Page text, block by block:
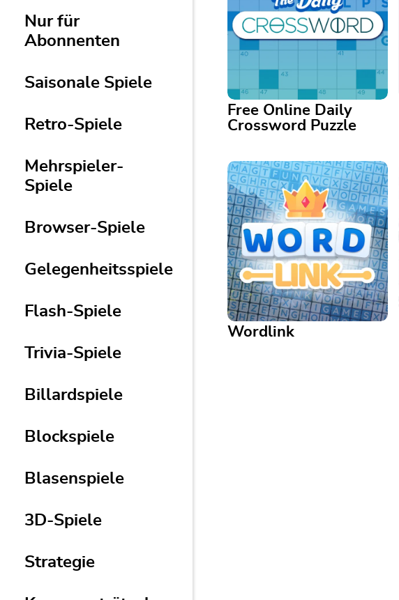
Nur für
Abonnenten
Saisonale Spiele
Retro-Spiele
Mehrspieler-
Spiele
Browser-Spiele
Gelegenheitsspiele
Flash-Spiele
Trivia-Spiele
Billardspiele
Blockspiele
Blasenspiele
3D-Spiele
Strategie
Free Online Daily
Crossword Puzzle
Free Online Daily Crossword
Puzzle
A crossword a day is good for
the brain. Come back daily!
Wordlink